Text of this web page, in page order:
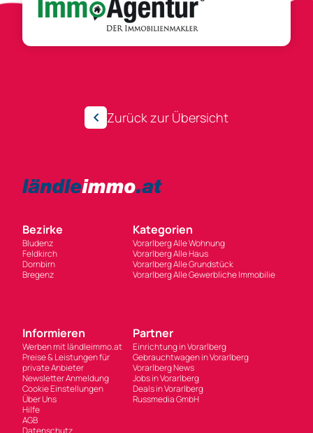
Zurück zur Übersicht
Bezirke
Bludenz
Feldkirch
Dornbirn
Bregenz
Kategorien
Vorarlberg Alle Wohnung
Vorarlberg Alle Haus
Vorarlberg Alle Grundstück
Vorarlberg Alle Gewerbliche Immobilie
Informieren
Werben mit ländleimmo.at
Preise & Leistungen für
private Anbieter
Newsletter Anmeldung
Cookie Einstellungen
Über Uns
Hilfe
AGB
Datenschutz
Partner
Einrichtung in Vorarlberg
Gebrauchtwagen in Vorarlberg
Vorarlberg News
Jobs in Vorarlberg
Deals in Vorarlberg
Russmedia GmbH